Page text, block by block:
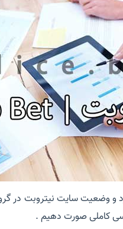
کاملی صورت دهیم .